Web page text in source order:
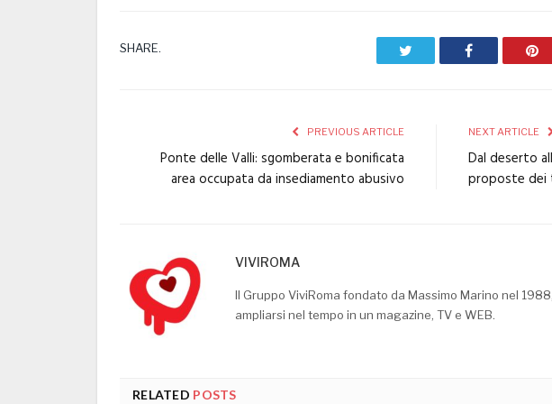
SHARE. Facebook
PREVIOUS ARTICLE
Ponte delle Valli: sgomberata e bonificata
area occupata da insediamento abusivo
NEXT ARTICLE
Dal de­ser­to
proposte dei
VIVIROMA
Il Gruppo ViviRoma fondato da Massimo Marino nel
ampliarsi nel tempo in un magazine, TV e WEB.
RELATED POSTS